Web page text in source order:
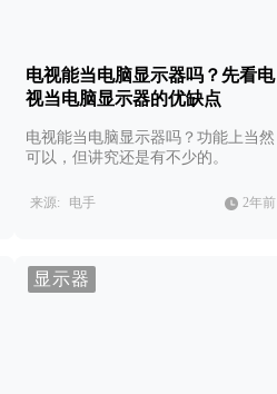
电视能当电脑显示器吗？先看电
视当电脑显示器的优缺点
电视能当电脑显示器吗？功能上当然
可以，但讲究还是有不少的。
来源: 电手 2年前
显示器